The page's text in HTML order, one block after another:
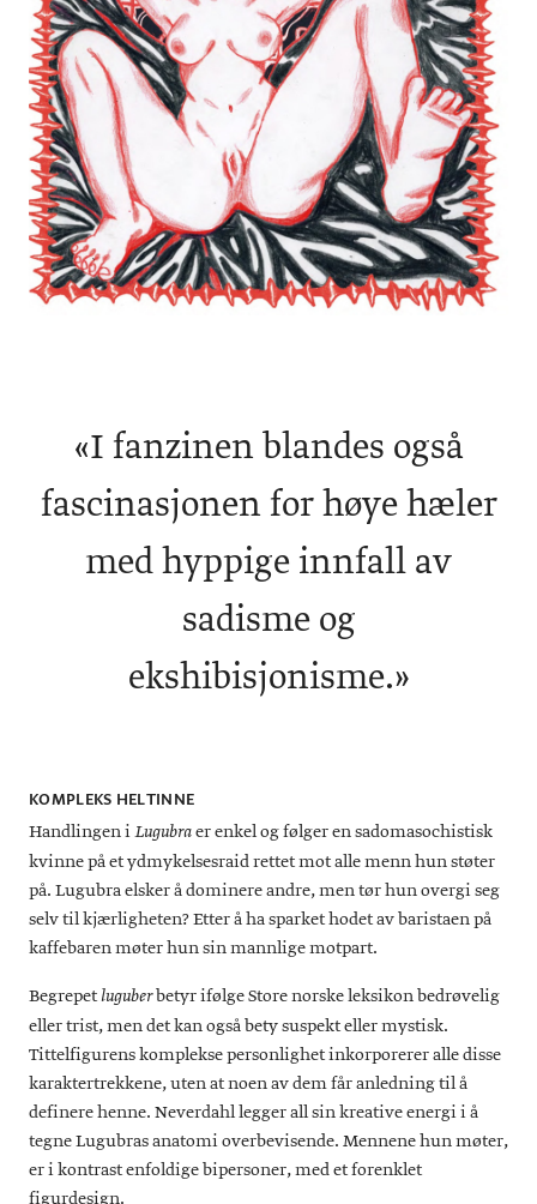
«I fanzinen blandes også
fascinasjonen for høye hæler
med hyppige innfall av
sadisme og
ekshibisjonisme.»
KOMPLEKS HELTINNE
Handlingen iLugubraer enkel og følger en sadomasochistisk
kvinne på et ydmykelsesraid rettet mot alle menn hun støter
på. Lugubra elsker å dominere andre, men tør hun overgi seg
selv til kjærligheten? Etter å ha sparket hodet av baristaen på
kaffebaren møter hun sin mannlige motpart.
Begrepetluguberbetyr ifølge Store norske leksikon bedrøvelig
eller trist, men det kan også bety suspekt eller mystisk.
Tittelfigurens komplekse personlighet inkorporerer alle disse
karaktertrekkene, uten at noen av dem får anledning til å
definere henne. Neverdahl legger all sin kreative energi i å
tegne Lugubras anatomi overbevisende. Mennene hun møter,
er i kontrast enfoldige bipersoner, med et forenklet